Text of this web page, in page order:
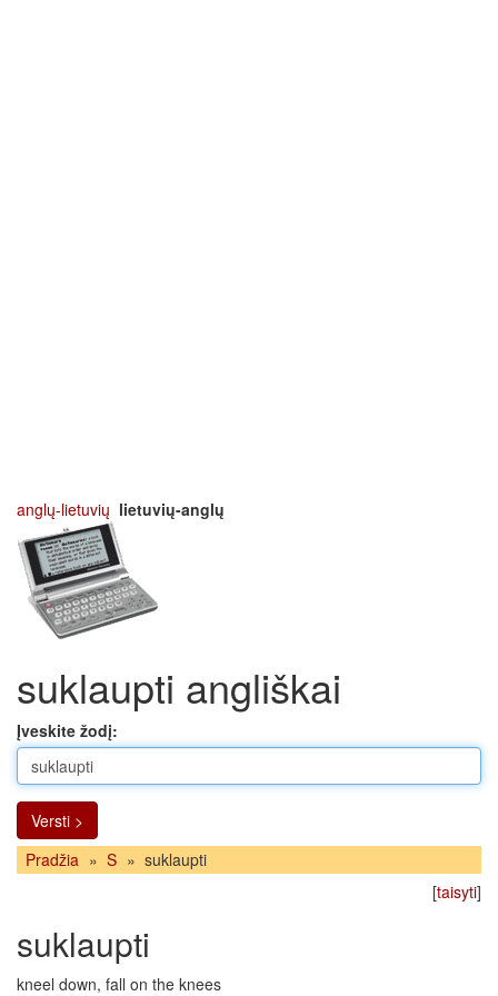
anglų-lietuvių lietuvių-anglų
suklaupti angliškai
Įveskite žodį:
Versti >
Pradžia » S » suklaupti
[taisyti]
suklaupti
kneel down, fall on the knees